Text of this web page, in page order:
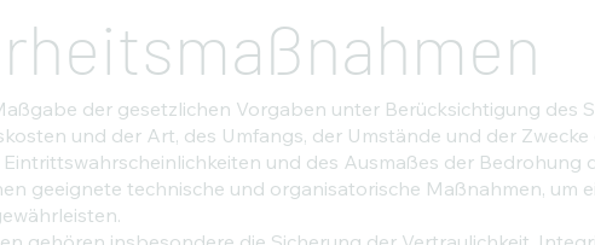
der gesetzlichen Vorgaben unter Berücksichtigung des
und der Art, des Umfangs, der Umstände und der
und des Ausmaßes der Bedrohung
geeignete technische und organisatorische Maßnahmen, um